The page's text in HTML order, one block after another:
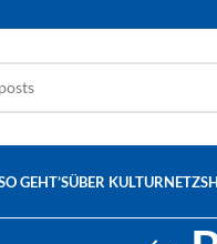
GEHT’SÜBER KULTURNETZSH